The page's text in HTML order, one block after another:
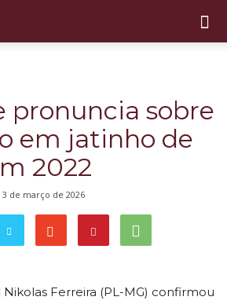
pronuncia sobre
em jatinho de
2022
3 de março de 2026
Ferreira (PL-MG) confirmou